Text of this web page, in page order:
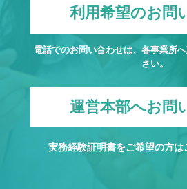
利用希望のお問
電話でのお問い合わせは、各事業所
さい。
運営本部へお問
実務経験証明書をご希望の方は